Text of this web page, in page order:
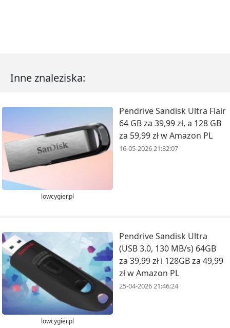
Inne znaleziska:
lowcygier.pl
Pendrive Sandisk Ultra Flair
64 GB za 39,99 zł, a 128 GB
za 59,99 zł w Amazon PL
16-05-2026 21:32:07
lowcygier.pl
Pendrive Sandisk Ultra
(USB 3.0, 130 MB/s) 64GB
za 39,99 zł i 128GB za 49,99
zł w Amazon PL
25-04-2026 21:46:24